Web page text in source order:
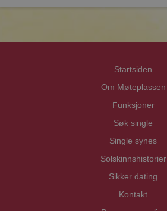
Startsiden
Om Møteplassen
Funksjoner
Søk single
Single synes
Solskinnshistorier
Sikker dating
Kontakt